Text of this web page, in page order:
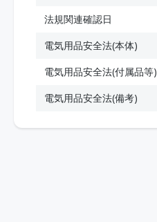
法規関連確認日
電気用品安全法(本体)
電気用品安全法(付属品等)
電気用品安全法(備考)